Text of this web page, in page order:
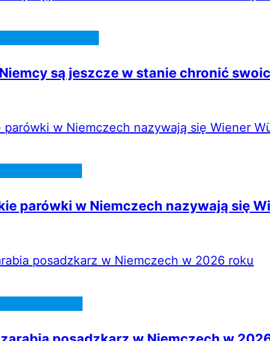
są jeszcze w stanie chronić
parówki w Niemczech nazywają się